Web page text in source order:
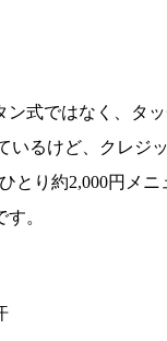
式ではなく、タッ
いるけど、クレジ
とり約2,000円メ
。